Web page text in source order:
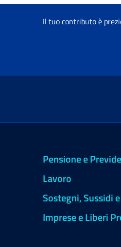
Il tuo contributo è
Pensione e
Lavoro
Sostegni, Sussidi
Imprese e Liberi